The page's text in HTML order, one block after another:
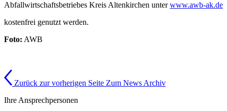
Abfallwirtschaftsbetriebes Kreis Altenkirchen unterwww.awb-ak.de
kostenfrei genutzt werden.
Foto: AWB
Zurück zur vorherigen Seite Zum News Archiv
Ihre Ansprechpersonen